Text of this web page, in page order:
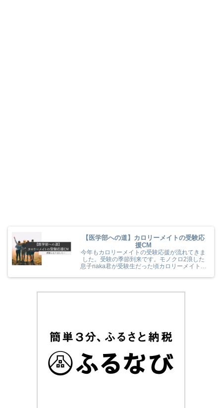
【医学部への道】カロリーメイトの受験応
援CM
今年もカロリーメイトの受験応援が流れてきま
した。受験の季節到来です。モノクロ2浪した
息子naka君が受験生だった頃カロリーメイトの
(^^) 今年のカロリーメイトの受験応援CMも音